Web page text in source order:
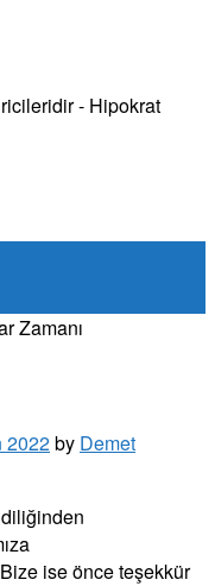
- Hipokrat
Zamanı
2022by Demet
ise önce teşekkür